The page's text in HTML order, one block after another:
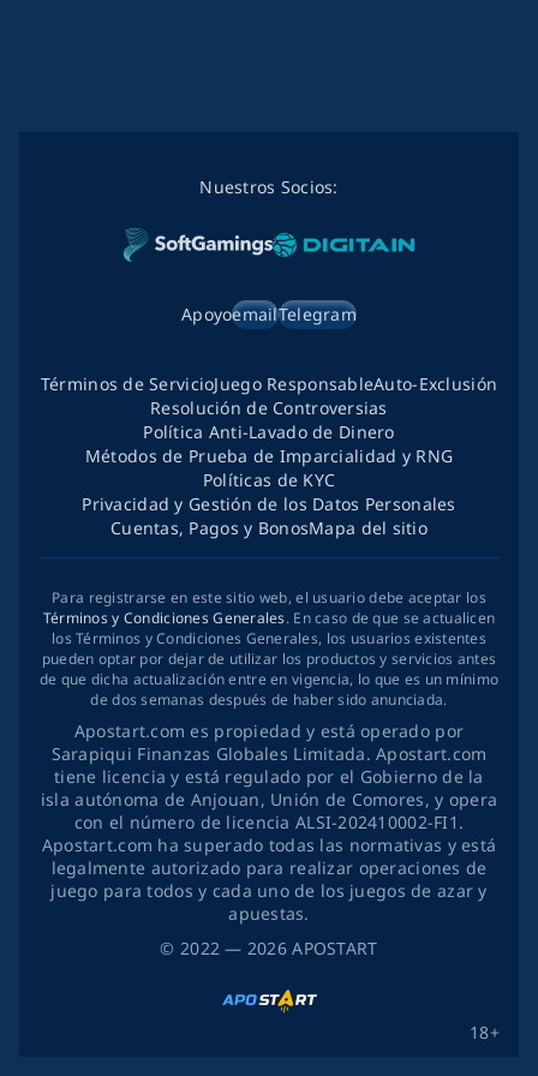
© 2022 — 2026APOSTART
Nuestros Socios:
ApoyoemailTelegram
18+
Términos de ServicioJuego ResponsableAuto-Exclusión
Resolución de Controversias
Política Anti-Lavado de Dinero
Métodos de Prueba de Imparcialidad y RNG
Políticas de KYC
Privacidad y Gestión de los Datos Personales
Cuentas, Pagos y BonosMapa del sitio
Para registrarse en este sitio web, el usuario debe aceptar los
Términos y Condiciones Generales. En caso de que se actualicen
los Términos y Condiciones Generales, los usuarios existentes
pueden optar por dejar de utilizar los productos y servicios antes
de que dicha actualización entre en vigencia, lo que es un mínimo
de dos semanas después de haber sido anunciada.
Apostart.com es propiedad y está operado por
Sarapiqui Finanzas Globales Limitada. Apostart.com
tiene licencia y está regulado por el Gobierno de la
isla autónoma de Anjouan, Unión de Comores, y opera
con el número de licencia ALSI-202410002-FI1.
Apostart.com ha superado todas las normativas y está
legalmente autorizado para realizar operaciones de
juego para todos y cada uno de los juegos de azar y
apuestas.